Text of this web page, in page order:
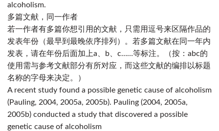
alcoholism.
多篇文献，同一作者
若一作者有多篇你想引用的文献，只需用逗号来区隔作品的
发表年份（最早到最晚依序排列）。若多篇文献在同一年内
发表，请在年份后面加上a、b、c……等标注。（按：abc的
使用需与参考文献部分有所对应，而这些文献的编排以标题
名称的字母来决定。）
A recent study found a possible genetic cause of alcoholism
(Pauling, 2004, 2005a, 2005b). Pauling (2004, 2005a,
2005b) conducted a study that discovered a possible
genetic cause of alcoholism